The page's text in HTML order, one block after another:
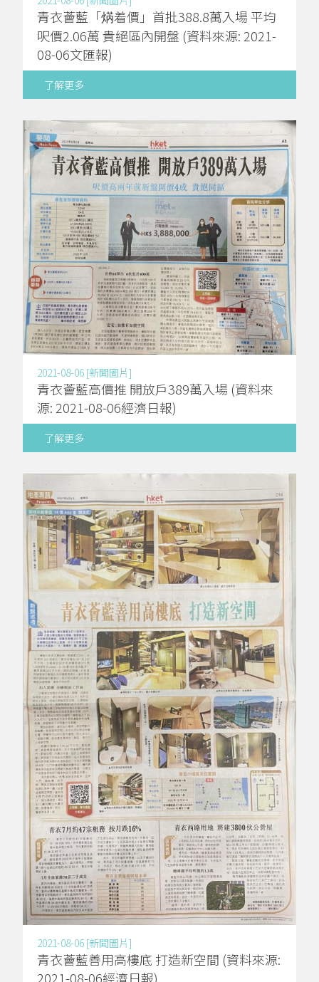
青衣薈藍「焫着價」首批388.8萬入場 平均
呎價2.06萬 貴絕區內開盤 (資料來源: 2021-
08-06文匯報)
了解更多
2021-08-06 [新聞圖片]
青衣薈藍高價推 開放戶389萬入場 (資料來
源: 2021-08-06經濟日報)
了解更多
2021-08-06 [新聞圖片]
青衣薈藍善用高樓底 打造新空間 (資料來源:
2021-08-06經濟日報)